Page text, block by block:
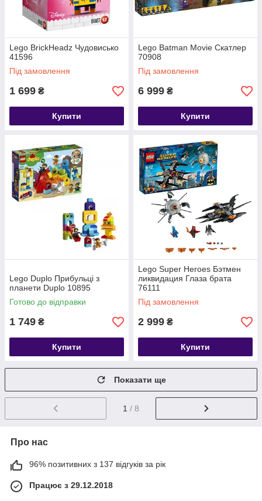
Lego BrickHeadz Чудовисько
41596
Під замовлення
1 699 ₴
Купити
Lego Batman Movie Скатлер
70908
Під замовлення
6 999 ₴
Купити
Lego Duplo Прибульці з
планети Duplo 10895
Готово до відправки
1 749 ₴
Купити
Lego Super Heroes Бэтмен
ликвидация Глаза брата
76111
Під замовлення
2 999 ₴
Купити
Показати ще
1 / 8
Про нас
96% позитивних з 137 відгуків за рік
Працює з 29.12.2018